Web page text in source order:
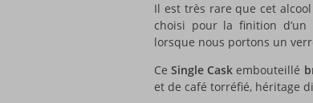
Il est très rare que cet
choisi pour la finition
lorsque nous portons un
CeSingle Cask embouteillé
et de café torréfié, héritage